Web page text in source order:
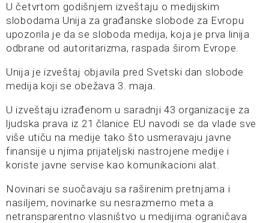
U četvrtom godišnjem izveštaju o medijskim
slobodama Unija za građanske slobode za Evropu
upozorila je da se sloboda medija, koja je prva linija
odbrane od autoritarizma, raspada širom Evrope.
Unija je izveštaj objavila pred Svetski dan slobode
medija koji se obežava 3. maja.
U izveštaju izrađenom u saradnji 43 organizacije za
ljudska prava iz 21 članice EU navodi se da vlade sve
više utiču na medije tako što usmeravaju javne
finansije u njima prijateljski nastrojene medije i
koriste javne servise kao komunikacioni alat.
Novinari se suočavaju sa raširenim pretnjama i
nasiljem, novinarke su nesrazmerno meta a
netransparentno vlasništvo u medijima ograničava